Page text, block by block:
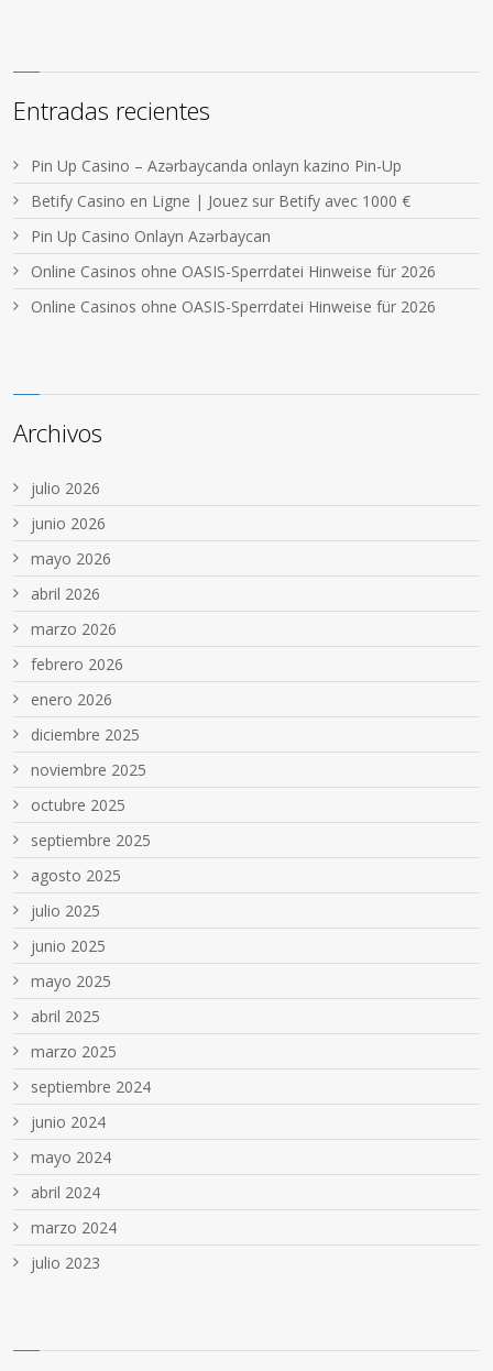
Entradas recientes
Pin Up Casino – Azərbaycanda onlayn kazino Pin-Up
Betify Casino en Ligne | Jouez sur Betify avec 1000 €
Pin Up Casino Onlayn Azərbaycan
Online Casinos ohne OASIS-Sperrdatei Hinweise für 2026
Online Casinos ohne OASIS-Sperrdatei Hinweise für 2026
Archivos
julio 2026
junio 2026
mayo 2026
abril 2026
marzo 2026
febrero 2026
enero 2026
diciembre 2025
noviembre 2025
octubre 2025
septiembre 2025
agosto 2025
julio 2025
junio 2025
mayo 2025
abril 2025
marzo 2025
septiembre 2024
junio 2024
mayo 2024
abril 2024
marzo 2024
julio 2023